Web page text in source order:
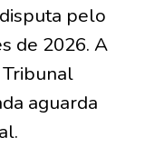
pelo
de 2026. A
aguarda